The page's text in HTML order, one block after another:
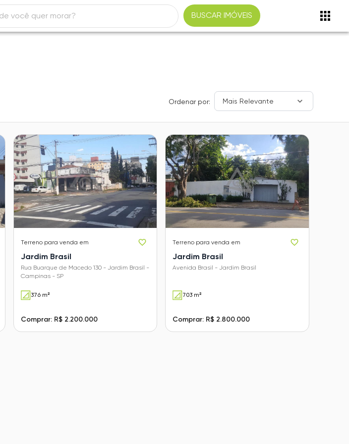
BUSCAR IMÓVEIS
Ordenar por: Mais Relevante
Terreno para venda em
Jardim Brasil
Rua Buarque de Macedo 130 - Jardim Brasil -
Campinas - SP
376 m²
Comprar: R$ 2.200.000
Terreno para venda em
Jardim Brasil
Avenida Brasil - Jardim Brasil
703 m²
Comprar: R$ 2.800.000